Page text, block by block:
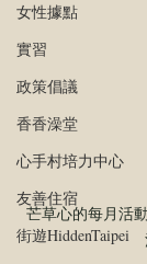
女性據點
實習
政策倡議
香香澡堂
心手村培力中心
友善住宿
街遊HiddenTaipei
芒草心的每月活